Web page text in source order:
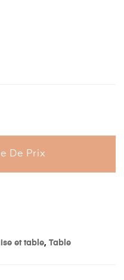
De Prix
et table, Table